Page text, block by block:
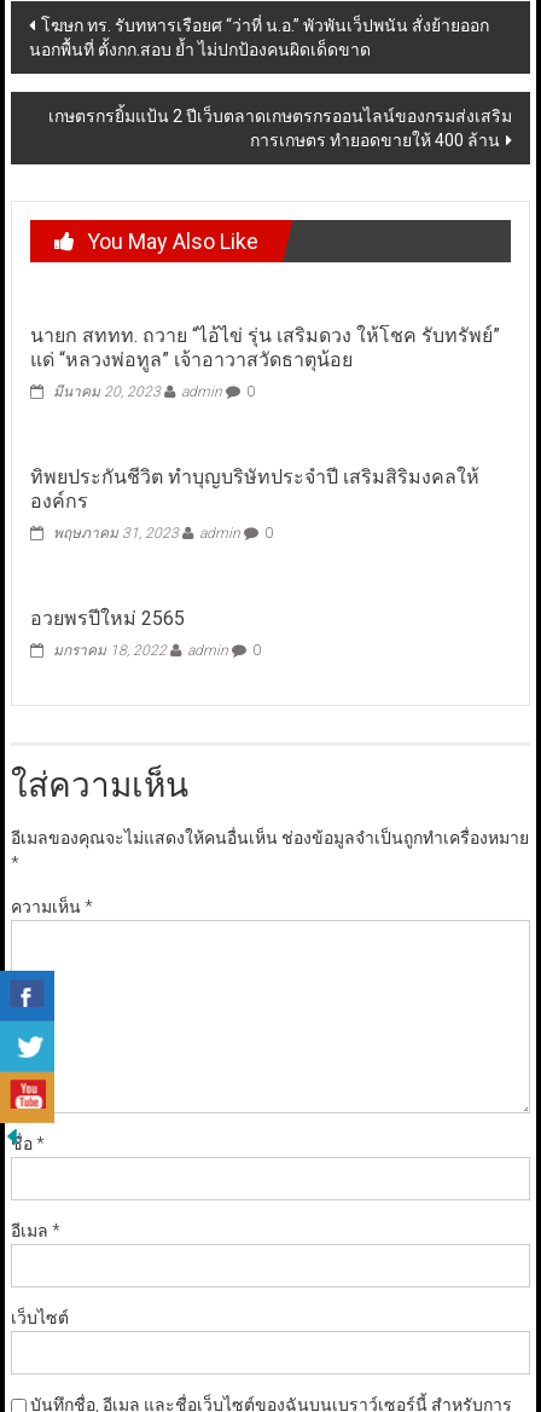
Post
navigation
โฆษก ทร. รับทหารเรือยศ “ว่าที่ น.อ.” พัวพันเว็ปพนัน สั่งย้ายออก
นอกพื้นที่ ตั้งกก.สอบ ย้ำ ไม่ปกป้องคนผิดเด็ดขาด
เกษตรกรยิ้มแป้น 2 ปีเว็บตลาดเกษตรกรออนไลน์ของกรมส่งเสริม
การเกษตร ทำยอดขายให้ 400 ล้าน
You May Also Like
นายก สททท. ถวาย “ไอ้ไข่ รุ่น เสริมดวง ให้โชค รับทรัพย์”
แด่ “หลวงพ่อทูล” เจ้าอาวาสวัดธาตุน้อย
มีนาคม 20, 2023 admin 0
ทิพยประกันชีวิต ทำบุญบริษัทประจำปี เสริมสิริมงคลให้
องค์กร
พฤษภาคม 31, 2023 admin 0
อวยพรปีใหม่ 2565
มกราคม 18, 2022 admin 0
ใส่ความเห็น
อีเมลของคุณจะไม่แสดงให้คนอื่นเห็น ช่องข้อมูลจำเป็นถูกทำเครื่องหมาย
*
ความเห็น*
ชื่อ*
อีเมล *
เว็บไซต์
บันทึกชื่อ, อีเมล และชื่อเว็บไซต์ของฉันบนเบราว์เซอร์นี้ สำหรับการ